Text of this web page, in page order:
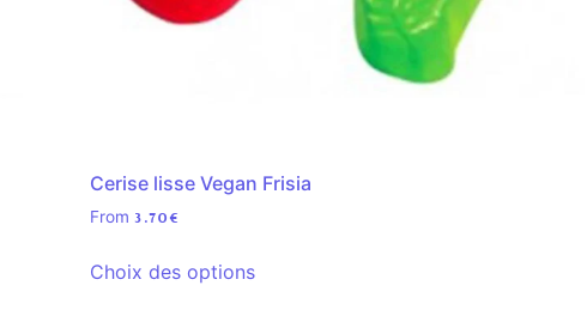
Cerise lisse Vegan Frisia
From 3.70€
Choix des options